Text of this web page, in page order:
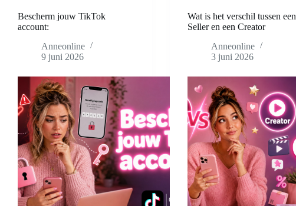
Bescherm jouw TikTok
account:
Anneonline
9 juni 2026
Wat is het verschil tussen een
Seller en een Creator
Anneonline
3 juni 2026